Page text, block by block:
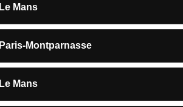
Le Mans
Paris-Montparnasse
Le Mans